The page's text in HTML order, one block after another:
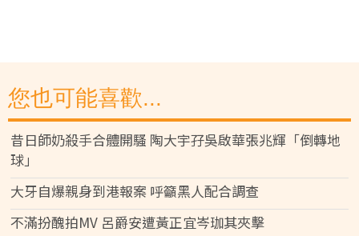
您也可能喜歡...
昔日師奶殺手合體開騷 陶大宇孖吳啟華張兆輝「倒轉地
球」
大牙自爆親身到港報案 呼籲黑人配合調查
不滿扮醜拍MV 呂爵安遭黃正宜岑珈其夾擊